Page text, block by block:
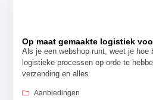
Op maat gemaakte logistiek
Als je een webshop runt, weet je hoe
logistieke processen op orde te
verzending en alles
Aanbiedingen